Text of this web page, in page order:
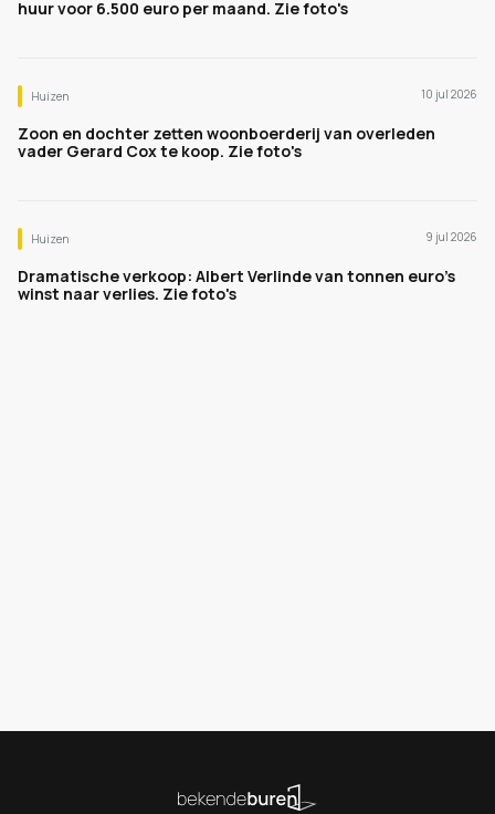
huur voor 6.500 euro per maand. Zie foto's
Huizen 10 jul 2026
Zoon en dochter zetten woonboerderij van overleden
vader Gerard Cox te koop. Zie foto's
Huizen 9 jul 2026
Dramatische verkoop: Albert Verlinde van tonnen euro's
winst naar verlies. Zie foto's